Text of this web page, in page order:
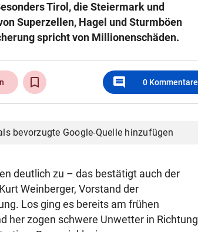
Tirol, die Steiermark und
Superzellen, Hagel und Sturmböen
spricht von Millionenschäden.
comment 0 Kommentare
bevorzugte Google-Quelle hinzufügen
deutlich zu – das bestätigt auch der
Weinberger, Vorstand der
Los ging es bereits am frühen
her zogen schwere Unwetter in Richtung